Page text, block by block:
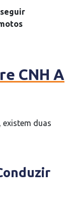
CNH A
duas